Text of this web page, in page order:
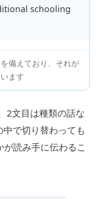
schooling
備えており、それが
ます
2文目は種類の話な
で切り替わっても
読み手に伝わるこ